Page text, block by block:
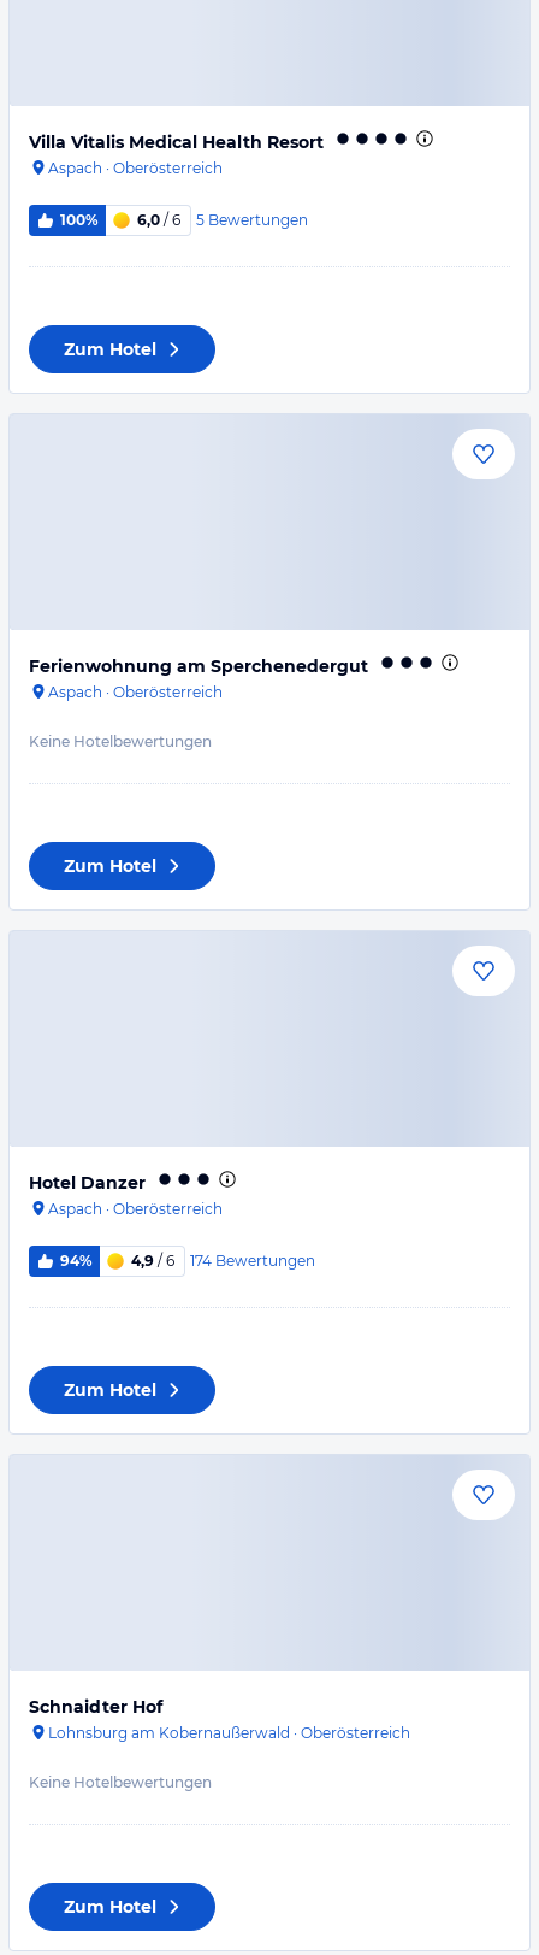
Villa Vitalis Medical Health Resort
Aspach · Oberösterreich
100% 6,0 / 6 5 Bewertungen
Zum Hotel
Ferienwohnung am Sperchenedergut
Aspach · Oberösterreich
Keine Hotelbewertungen
Zum Hotel
Hotel Danzer
Aspach · Oberösterreich
94% 4,9 / 6 174 Bewertungen
Zum Hotel
Schnaidter Hof
Lohnsburg am Kobernaußerwald · Oberösterreich
Keine Hotelbewertungen
Zum Hotel